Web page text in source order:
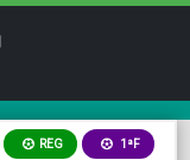
REG 1ªF